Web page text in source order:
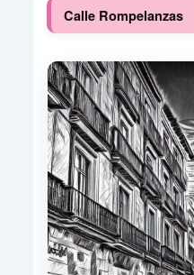
Calle Rompelanzas